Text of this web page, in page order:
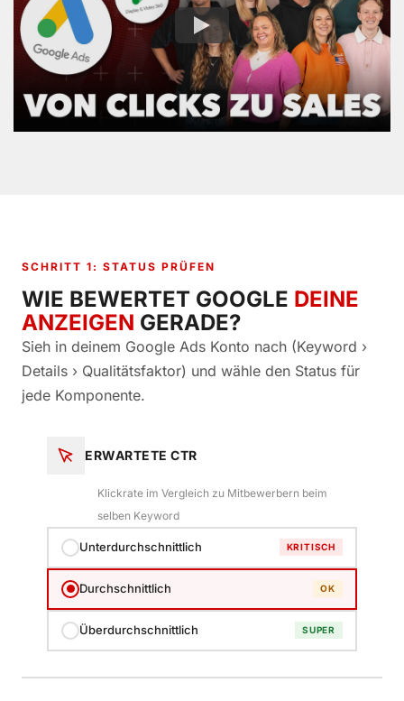
SCHRITT 1: STATUS PRÜFEN
WIE BEWERTET GOOGLE DEINE
ANZEIGEN GERADE?
Sieh in deinem Google Ads Konto nach (Keyword ›
Details › Qualitätsfaktor) und wähle den Status für
jede Komponente.
ERWARTETE CTR
Klickrate im Vergleich zu Mitbewerbern beim
selben Keyword
Unterdurchschnittlich KRITISCH
Durchschnittlich OK
Überdurchschnittlich SUPER